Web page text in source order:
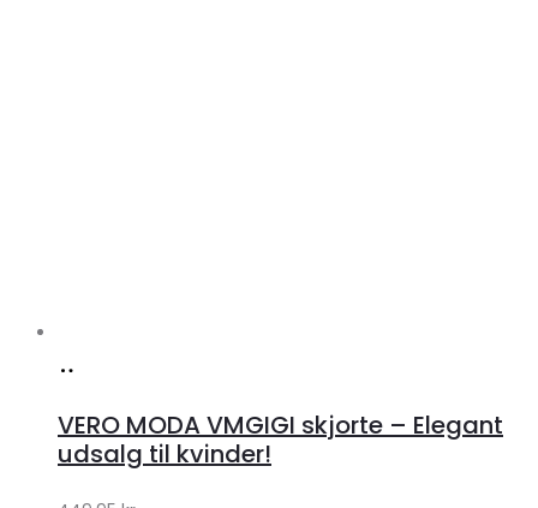
Klædeskabet.dk
VERO MODA VMGIGI skjorte – Elegant
udsalg til kvinder!